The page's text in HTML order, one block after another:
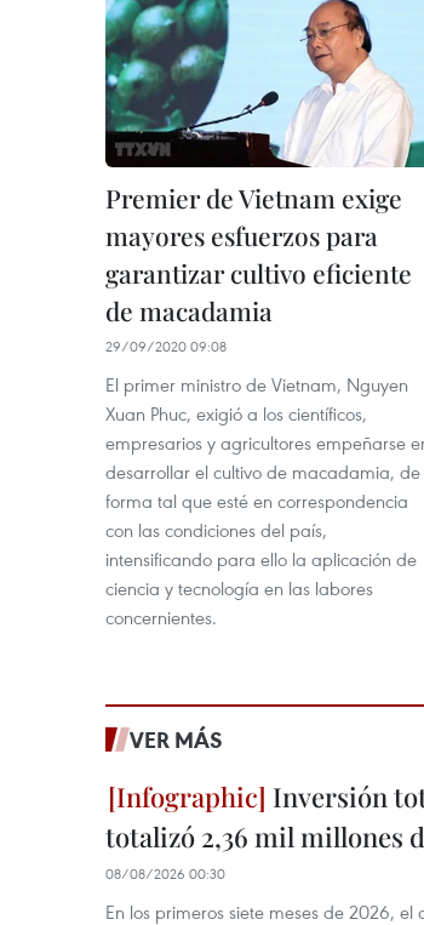
Premier de Vietnam exige
mayores esfuerzos para
garantizar cultivo eficiente
de macadamia
29/09/2020 09:08
El primer ministro de Vietnam, Nguyen
Xuan Phuc, exigió a los científicos,
empresarios y agricultores empeñarse
desarrollar el cultivo de macadamia, de
forma tal que esté en correspondencia
con las condiciones del país,
intensificando para ello la aplicación de
ciencia y tecnología en las labores
concernientes.
VER MÁS
Inversión
totalizó 2,36 mil millones
08/08/2026 00:30
En los primeros siete meses de 2026,